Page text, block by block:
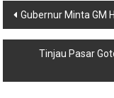
Navigasi
pos
Gubernur Minta GM
Tinjau Pasar